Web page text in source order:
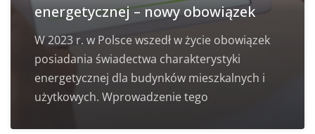
energetycznej – nowy obowiązek
W 2023 r. w Polsce wszedł w życie obowiązek
posiadania świadectwa charakterystyki
energetycznej dla budynków mieszkalnych i
użytkowych. Wprowadzenie tego